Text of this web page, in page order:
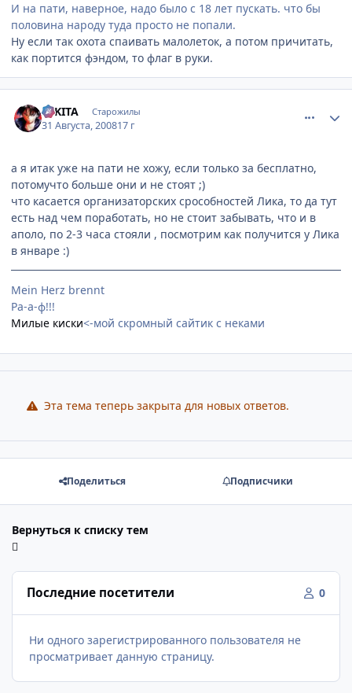
И на пати, наверное, надо было с 18 лет пускать. что бы
половина народу туда просто не попали.
Ну если так охота спаивать малолеток, а потом причитать,
как портится фэндом, то флаг в руки.
NIKITA Старожилы
31 Августа, 200817 г
а я итак уже на пати не хожу, если только за бесплатно,
потомучто больше они и не стоят ;)
что касается организаторских срособностей Лика, то да тут
есть над чем поработать, но не стоит забывать, что и в
аполо, по 2-3 часа стояли , посмотрим как получится у Лика
в январе :)
Mein Herz brennt
Ра-а-ф!!!
Милые киски<-мой скромный сайтик с неками
Эта тема теперь закрыта для новых ответов.
Поделиться Подписчики
Вернуться к списку тем
Последние посетители 0
Ни одного зарегистрированного пользователя не
просматривает данную страницу.